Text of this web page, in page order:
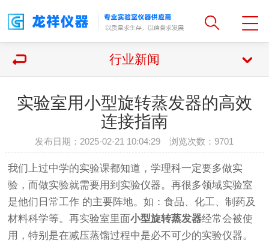
行业新闻
实验室用小型旋转蒸发器的高效
连接指南
发布日期：2025-02-21 10:04:29 浏览次数： 9701
我们上过中学的实验课都知道，学理科一定要多做实
验，而做实验就需要用到实验仪器。再很多领域实验室
是他们日常工作 的主要阵地。如：食品、化工、制药及
材料科学等。再实验室里面小型旋转蒸发器经常会被使
用，特别是在减压蒸馏过程中是必不可少的实验仪器。